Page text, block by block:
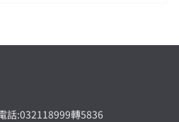
話:032118999轉5836